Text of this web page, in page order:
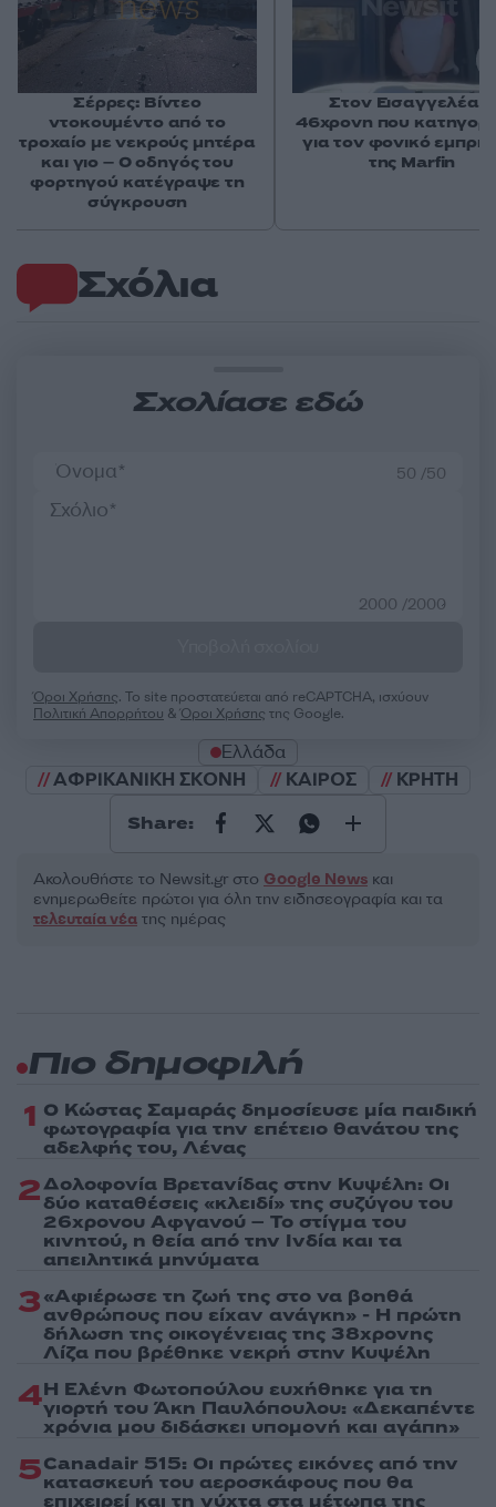
Σχόλια
Σχολίασε εδώ
50 /50
2000 /2000
Όροι Χρήσης. Το site προστατεύεται από reCAPTCHA, ισχύουν
Πολιτική Απορρήτου &Όροι Χρήσης της Google.
Ελλάδα
ΑΦΡΙΚΑΝΙΚΗ ΣΚΟΝΗ
ΚΑΙΡΟΣ ΚΡΗΤΗ
Share:
Ακολουθήστε το Νewsit.gr στο Google News και
ενημερωθείτε πρώτοι για όλη την ειδησεογραφία και τα
τελευταία νέα της ημέρας
Σέρρες: Βίντεο
ντοκουμέντο από το
τροχαίο με νεκρούς μητέρα
και γιο – Ο οδηγός του
φορτηγού κατέγραψε τη
σύγκρουση
Στον Εισαγγελέα η
46χρονη που
για τον φονικό
της Marfin
Πιο δημοφιλή
1 Ο Κώστας Σαμαράς δημοσίευσε μία παιδική
φωτογραφία για την επέτειο θανάτου της
αδελφής του, Λένας
2Δολοφονία Βρετανίδας στην Κυψέλη: Οι
δύο καταθέσεις «κλειδί» της συζύγου του
26χρονου Αφγανού – Το στίγμα του
κινητού, η θεία από την Ινδία και τα
απειλητικά μηνύματα
3«Αφιέρωσε τη ζωή της στο να βοηθά
ανθρώπους που είχαν ανάγκη» - Η πρώτη
δήλωση της οικογένειας της 38χρονης
Λίζα που βρέθηκε νεκρή στην Κυψέλη
4Η Ελένη Φωτοπούλου ευχήθηκε για τη
γιορτή του Άκη Παυλόπουλου: «Δεκαπέντε
χρόνια μου διδάσκει υπομονή και αγάπη»
5Canadair 515: Οι πρώτες εικόνες από την
κατασκευή του αεροσκάφους που θα
επιχειρεί και τη νύχτα στα μέτωπα της